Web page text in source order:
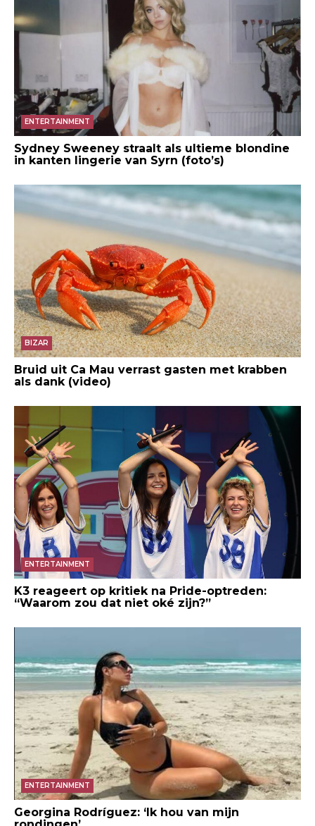
ENTERTAINMENT
Sydney Sweeney straalt als ultieme blondine
in kanten lingerie van Syrn (foto’s)
BIZAR
Bruid uit Ca Mau verrast gasten met krabben
als dank (video)
ENTERTAINMENT
K3 reageert op kritiek na Pride-optreden:
“Waarom zou dat niet oké zijn?”
ENTERTAINMENT
Georgina Rodríguez: ‘Ik hou van mijn